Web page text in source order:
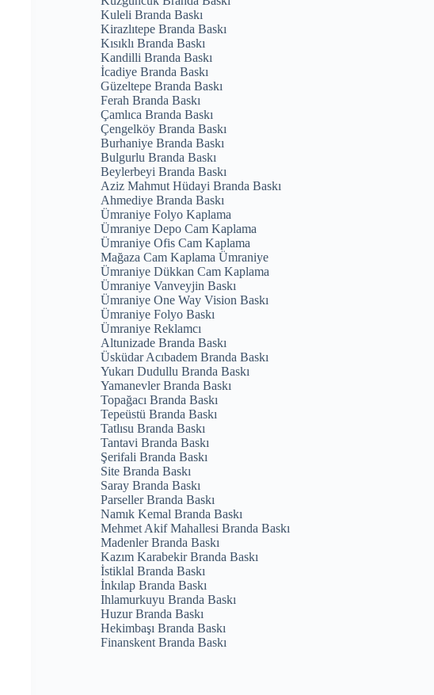
Kuleli Branda Baskı
Kirazlıtepe Branda Baskı
Kısıklı Branda Baskı
Kandilli Branda Baskı
İcadiye Branda Baskı
Güzeltepe Branda Baskı
Ferah Branda Baskı
Çamlıca Branda Baskı
Çengelköy Branda Baskı
Burhaniye Branda Baskı
Bulgurlu Branda Baskı
Beylerbeyi Branda Baskı
Aziz Mahmut Hüdayi Branda Baskı
Ahmediye Branda Baskı
Ümraniye Folyo Kaplama
Ümraniye Depo Cam Kaplama
Ümraniye Ofis Cam Kaplama
Mağaza Cam Kaplama Ümraniye
Ümraniye Dükkan Cam Kaplama
Ümraniye Vanveyjin Baskı
Ümraniye One Way Vision Baskı
Ümraniye Folyo Baskı
Ümraniye Reklamcı
Altunizade Branda Baskı
Üsküdar Acıbadem Branda Baskı
Yukarı Dudullu Branda Baskı
Yamanevler Branda Baskı
Topağacı Branda Baskı
Tepeüstü Branda Baskı
Tatlısu Branda Baskı
Tantavi Branda Baskı
Şerifali Branda Baskı
Site Branda Baskı
Saray Branda Baskı
Parseller Branda Baskı
Namık Kemal Branda Baskı
Mehmet Akif Mahallesi Branda Baskı
Madenler Branda Baskı
Kazım Karabekir Branda Baskı
İstiklal Branda Baskı
İnkılap Branda Baskı
Ihlamurkuyu Branda Baskı
Huzur Branda Baskı
Hekimbaşı Branda Baskı
Finanskent Branda Baskı